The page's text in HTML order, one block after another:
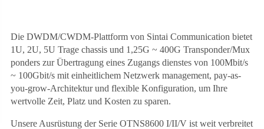
Die DWDM/CWDM-Plattform von Sintai Communication bietet
1U, 2U, 5U Trage chassis und 1,25G ~ 400G Transponder/Mux
ponders zur Übertragung eines Zugangs dienstes von 100Mbit/s
~ 100Gbit/s mit einheitlichem Netzwerk management, pay-as-
you-grow-Architektur und flexible Konfiguration, um Ihre
wertvolle Zeit, Platz und Kosten zu sparen.
Unsere Ausrüstung der Serie OTNS8600 I/II/V ist weit verbreitet